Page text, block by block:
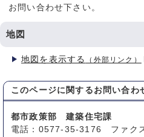
お問い合わせ下さい。
地図
地図を表示する （外部リンク）
このページに関する お問い合わ
都市政策部 建築住宅課
電話：0577-35-3176 ファク